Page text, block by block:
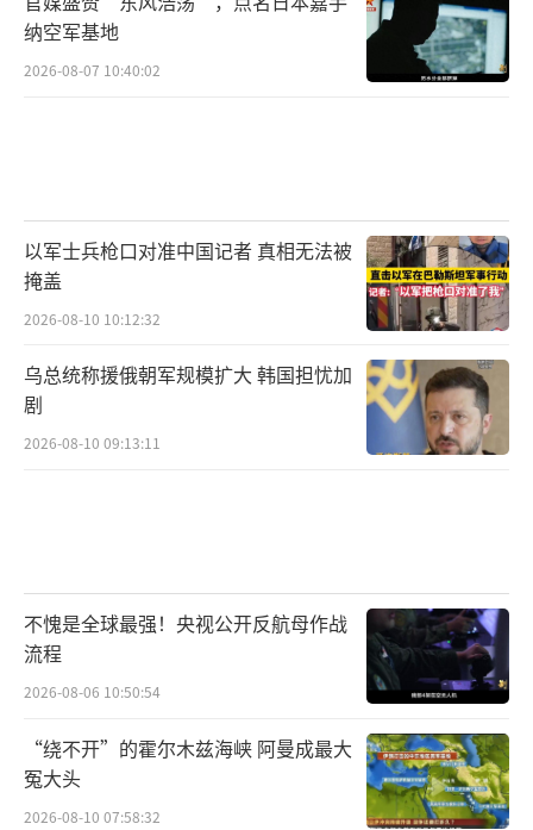
目标来增加军费开支。加拿大总理卡尼24日
称，加拿大政府不会盲目支出。他日前表示，
为了达到5%的目标，北约达成了折中方
案：5%的军费支出分为两部分：3.5%用于核
心军费支出，1.5%用于基础设施防护和网络安
空间”。意大利的军费直到最近才勉强达到北
约2014年设定的2%目标，而该国国债目前已经
超过3万亿欧元，要实现5%的目标面临巨大缺
岛，因而“与国防有关”。
据法新社报道，特朗普签署了峰会宣言，
确认了对北约集体防御条款的“坚定承诺”。
不过，这并不能消除人们对美国不愿承担共同
纳空军基地
2026-08-07 10:40:02
以军士兵枪口对准中国记者 真相无法被
掩盖
2026-08-10 10:12:32
乌总统称援俄朝军规模扩大 韩国担忧加
剧
2026-08-10 09:13:11
不愧是全球最强！央视公开反航母作战
流程
2026-08-06 10:50:54
“绕不开”的霍尔木兹海峡 阿曼成最大
冤大头
2026-08-10 07:58:32